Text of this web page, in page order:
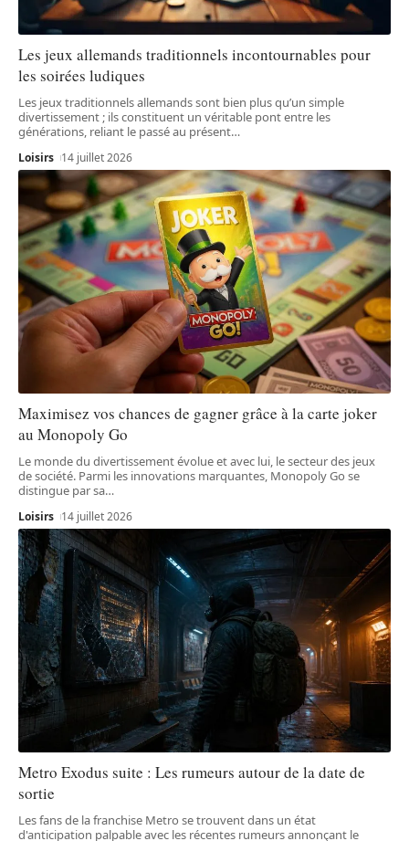
Les jeux allemands traditionnels incontournables pour
les soirées ludiques
Les jeux traditionnels allemands sont bien plus qu’un simple
divertissement ; ils constituent un véritable pont entre les
générations, reliant le passé au présent…
Loisirs 14 juillet 2026
Maximisez vos chances de gagner grâce à la carte joker
au Monopoly Go
Le monde du divertissement évolue et avec lui, le secteur des jeux
de société. Parmi les innovations marquantes, Monopoly Go se
distingue par sa…
Loisirs 14 juillet 2026
Metro Exodus suite : Les rumeurs autour de la date de
sortie
Les fans de la franchise Metro se trouvent dans un état
d'anticipation palpable avec les récentes rumeurs annonçant le